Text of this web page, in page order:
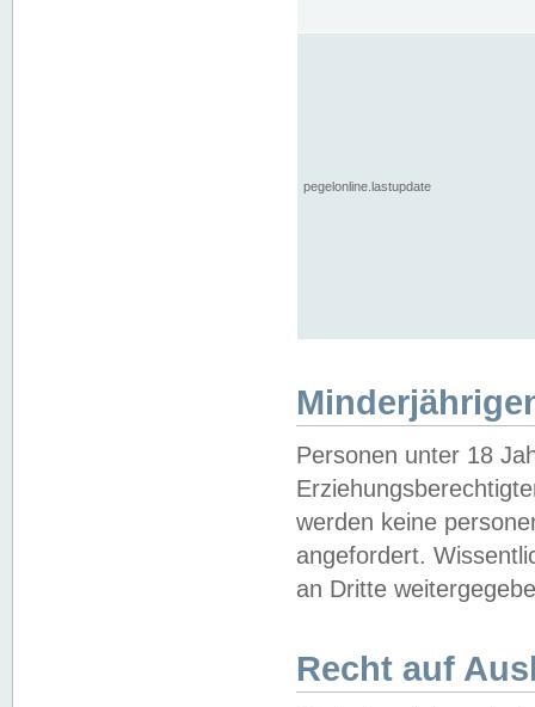
pegelonline.lastupdate
Personen unter 18
werden keine
angefordert.
an Dritte
Recht auf